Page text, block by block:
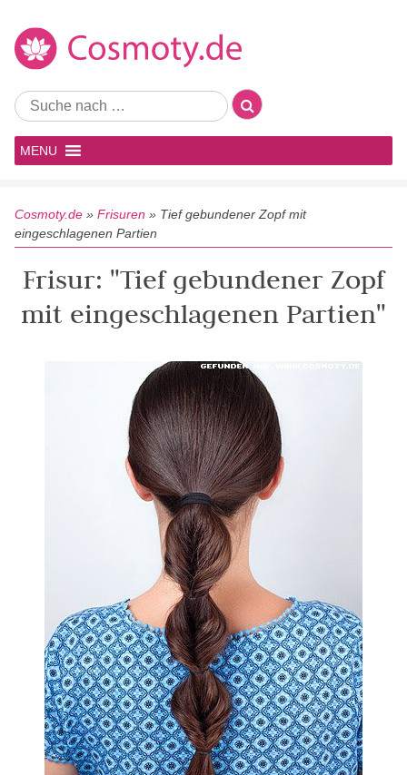
MENU
Cosmoty.de » Frisuren » Tief gebundener Zopf mit
eingeschlagenen Partien
Frisur: "Tief gebundener Zopf
mit eingeschlagenen Partien"